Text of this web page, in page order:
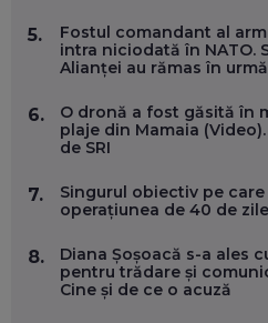
DOINA VÎLCEANU,
ÎNVAȚĂ AEO ȘI GEO!
EP. 55
OLIVIU MATEI, HOLISUN:
EP. 54
VALENTIN VANCEA,
PROCESE, DAR CE
INSTITUȚIILE STATULUI?
EP. 53
5.
Fostul comandant al
intra niciodată în NATO.
Alianței au rămas în urmă
6.
O dronă a fost găsită în
plaje din Mamaia
de SRI
7.
Singurul obiectiv pe
operațiunea de 40 de
8.
Diana Șoșoacă s-a ales
pentru trădare și
Cine și de ce o acuză